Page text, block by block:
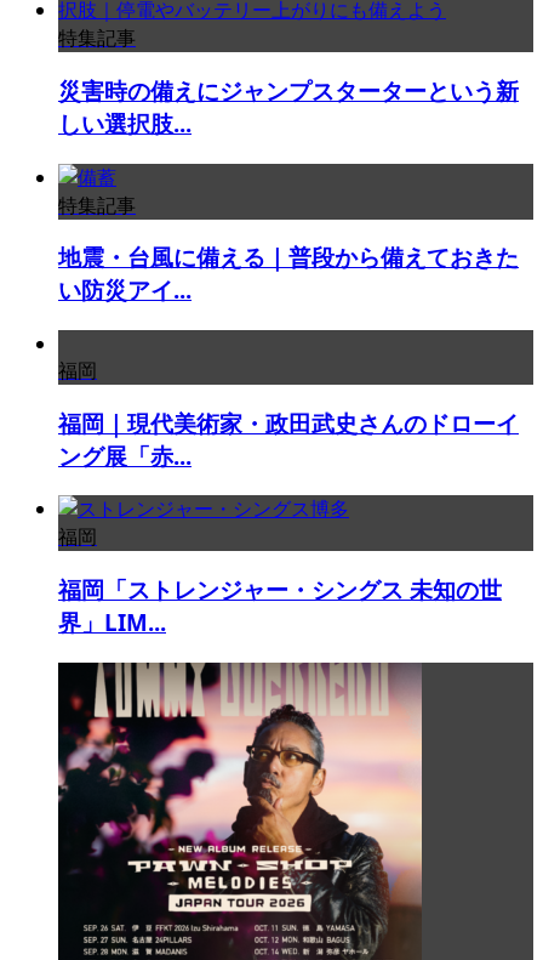
特集記事
災害時の備えにジャンプスターターという新
しい選択肢...
特集記事
地震・台風に備える｜普段から備えておきた
い防災アイ...
福岡
福岡｜現代美術家・政田武史さんのドローイ
ング展「赤...
福岡
福岡「ストレンジャー・シングス 未知の世
界」LIM...